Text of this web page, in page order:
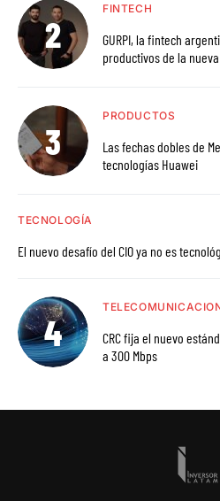
FINTECH
GURPI, la fintech argentina, habilita el acceso a
productivos de la
PRODUCTOS
Las fechas dobles de
tecnologías Huawei
TECNOLOGÍA
El nuevo desafío del CIO ya no es
CRC fija el nuevo
a 300 Mbps